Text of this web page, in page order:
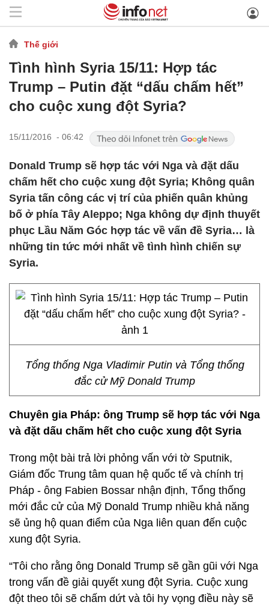
Thế giới
Tình hình Syria 15/11: Hợp tác
Trump – Putin đặt “dấu chấm hết”
cho cuộc xung đột Syria?
15/11/2016 - 06:42
Donald Trump sẽ hợp tác với Nga và đặt dấu
chấm hết cho cuộc xung đột Syria; Không quân
Syria tấn công các vị trí của phiến quân khủng
bố ở phía Tây Aleppo; Nga không dự định thuyết
phục Lầu Năm Góc hợp tác về vấn đề Syria… là
những tin tức mới nhất về tình hình chiến sự
Syria.
Tổng thống Nga Vladimir Putin và Tổng thống
đắc cử Mỹ Donald Trump
Chuyên gia Pháp: ông Trump sẽ hợp tác với Nga
và đặt dấu chấm hết cho cuộc xung đột Syria
Trong một bài trả lời phỏng vấn với tờ Sputnik,
Giám đốc Trung tâm quan hệ quốc tế và chính trị
Pháp - ông Fabien Bossar nhận định, Tổng thống
mới đắc cử của Mỹ Donald Trump nhiều khả năng
sẽ ủng hộ quan điểm của Nga liên quan đến cuộc
xung đột Syria.
“Tôi cho rằng ông Donald Trump sẽ gần gũi với Nga
trong vấn đề giải quyết xung đột Syria. Cuộc xung
đột theo tôi sẽ chấm dứt và tôi hy vọng điều này sẽ